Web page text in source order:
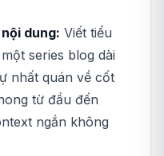
dung: Viết tiểu
series blog dài
nhất quán về cốt
từ đầu đến
ngắn không